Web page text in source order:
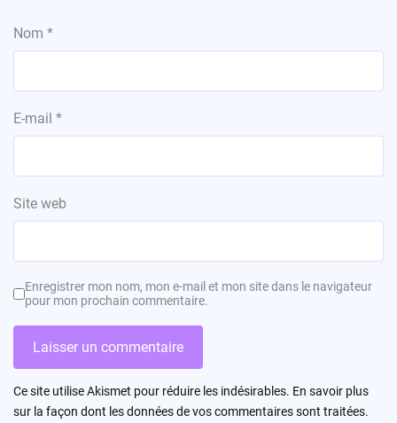
Nom *
E-mail *
Site web
Enregistrer mon nom, mon e-mail et mon site dans le navigateur
pour mon prochain commentaire.
Ce site utilise Akismet pour réduire les indésirables. En savoir plus
sur la façon dont les données de vos commentaires sont traitées.